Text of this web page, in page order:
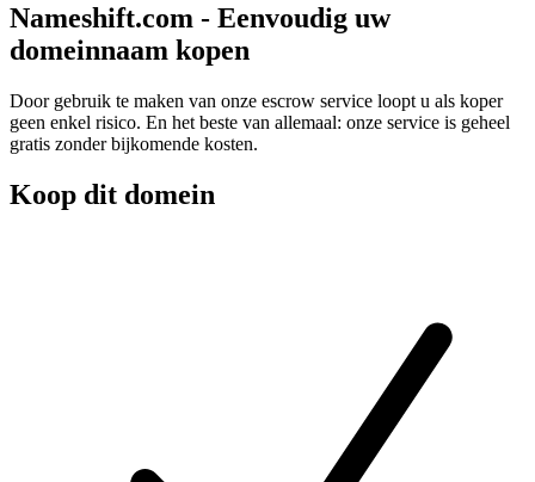
Nameshift.com - Eenvoudig uw
domeinnaam kopen
Door gebruik te maken van onze escrow service loopt u als koper
geen enkel risico. En het beste van allemaal: onze service is geheel
gratis zonder bijkomende kosten.
Koop dit domein